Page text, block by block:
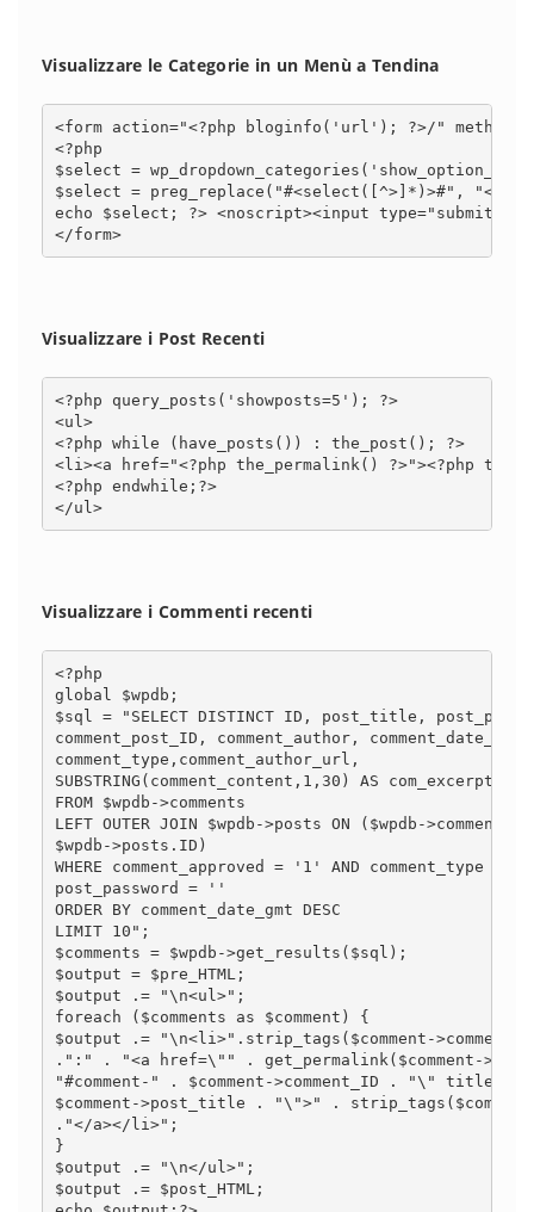
Visualizzare le Categorie in un Menù a Tendina
<form action="<?php bloginfo('url'); ?>/"
<?php
$select =
$select = preg_replace("#<select([^>]*)>#",
echo $select; ?> <noscript><input type="submit"
</form>
Visualizzare i Post Recenti
<?php query_posts('showposts=5'); ?>
<ul>
<?php while (have_posts()) : the_post(); ?>
<li><a href="<?php the_permalink() ?>"><?php
<?php endwhile;?>
</ul>
Visualizzare i Commenti recenti
<?php
global $wpdb;
$sql = "SELECT DISTINCT ID, post_title,
comment_post_ID, comment_author,
comment_type,comment_author_url,
SUBSTRING(comment_content,1,30) AS com_excerpt
FROM $wpdb->comments
LEFT OUTER JOIN $wpdb->posts ON ($wpdb-
$wpdb->posts.ID)
WHERE comment_approved = '1' AND comment_type = ''
post_password = ''
ORDER BY comment_date_gmt DESC
LIMIT 10";
$comments = $wpdb->get_results($sql);
$output = $pre_HTML;
$output .= "\n<ul>";
foreach ($comments as $comment) {
$output .= "\n<li>".strip_tags($comment-
.":" . "<a href=\"" . get_permalink($comment->ID)
"#comment-" . $comment->comment_ID . "\"
$comment->post_title . "\">" . strip_tags($comment-
."</a></li>";
}
$output .= "\n</ul>";
$output .= $post_HTML;